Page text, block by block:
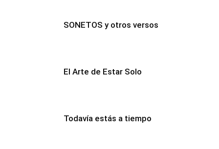
SONETOS y otros versos
El Arte de Estar Solo
Todavía estás a tiempo